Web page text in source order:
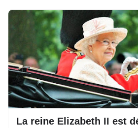
La reine Elizabeth II est